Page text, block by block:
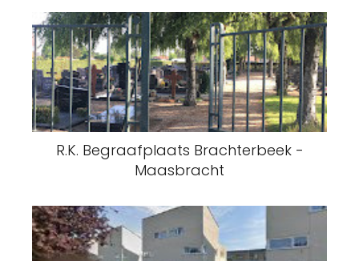
R.K. Begraafplaats Brachterbeek -
Maasbracht